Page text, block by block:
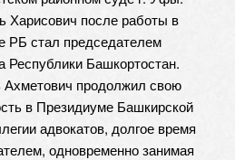
Харисович после работы в
РБ стал председателем
Республики Башкортостан.
продолжил свою
в Президиуме Башкирской
адвокатов, долгое время
одновременно занимая